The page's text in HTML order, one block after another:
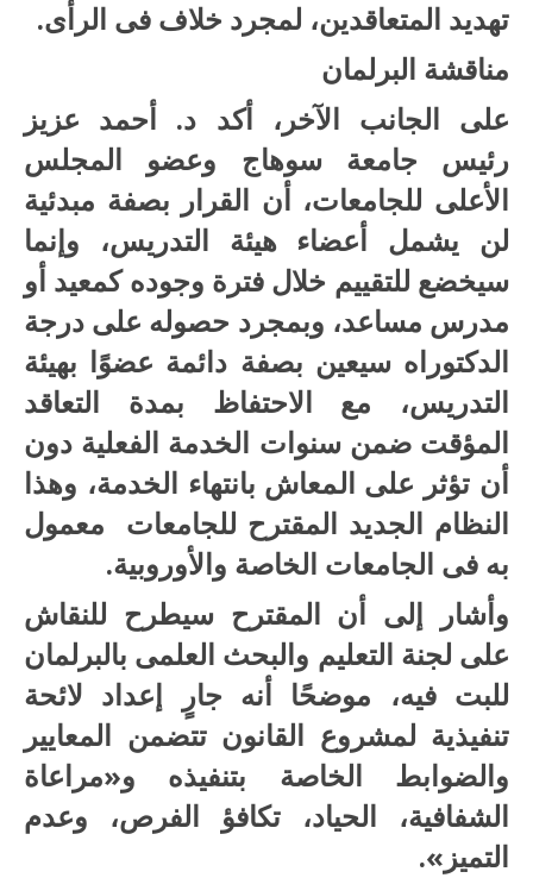
تهديد المتعاقدين، لمجرد خلاف فى الرأى.
مناقشة البرلمان
على الجانب الآخر، أكد د. أحمد عزيز
رئيس جامعة سوهاج وعضو المجلس
الأعلى للجامعات، أن القرار بصفة مبدئية
لن يشمل أعضاء هيئة التدريس، وإنما
سيخضع للتقييم خلال فترة وجوده كمعيد أو
مدرس مساعد، وبمجرد حصوله على درجة
الدكتوراه سيعين بصفة دائمة عضوًا بهيئة
التدريس، مع الاحتفاظ بمدة التعاقد
المؤقت ضمن سنوات الخدمة الفعلية دون
أن تؤثر على المعاش بانتهاء الخدمة، وهذا
النظام الجديد المقترح للجامعات معمول
به فى الجامعات الخاصة والأوروبية.
وأشار إلى أن المقترح سيطرح للنقاش
على لجنة التعليم والبحث العلمى بالبرلمان
للبت فيه، موضحًا أنه جارٍ إعداد لائحة
تنفيذية لمشروع القانون تتضمن المعايير
والضوابط الخاصة بتنفيذه و«مراعاة
الشفافية، الحياد، تكافؤ الفرص، وعدم
التميز».